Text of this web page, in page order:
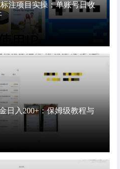
注项目实操：单账号日收
日入200+：保姆级教程与